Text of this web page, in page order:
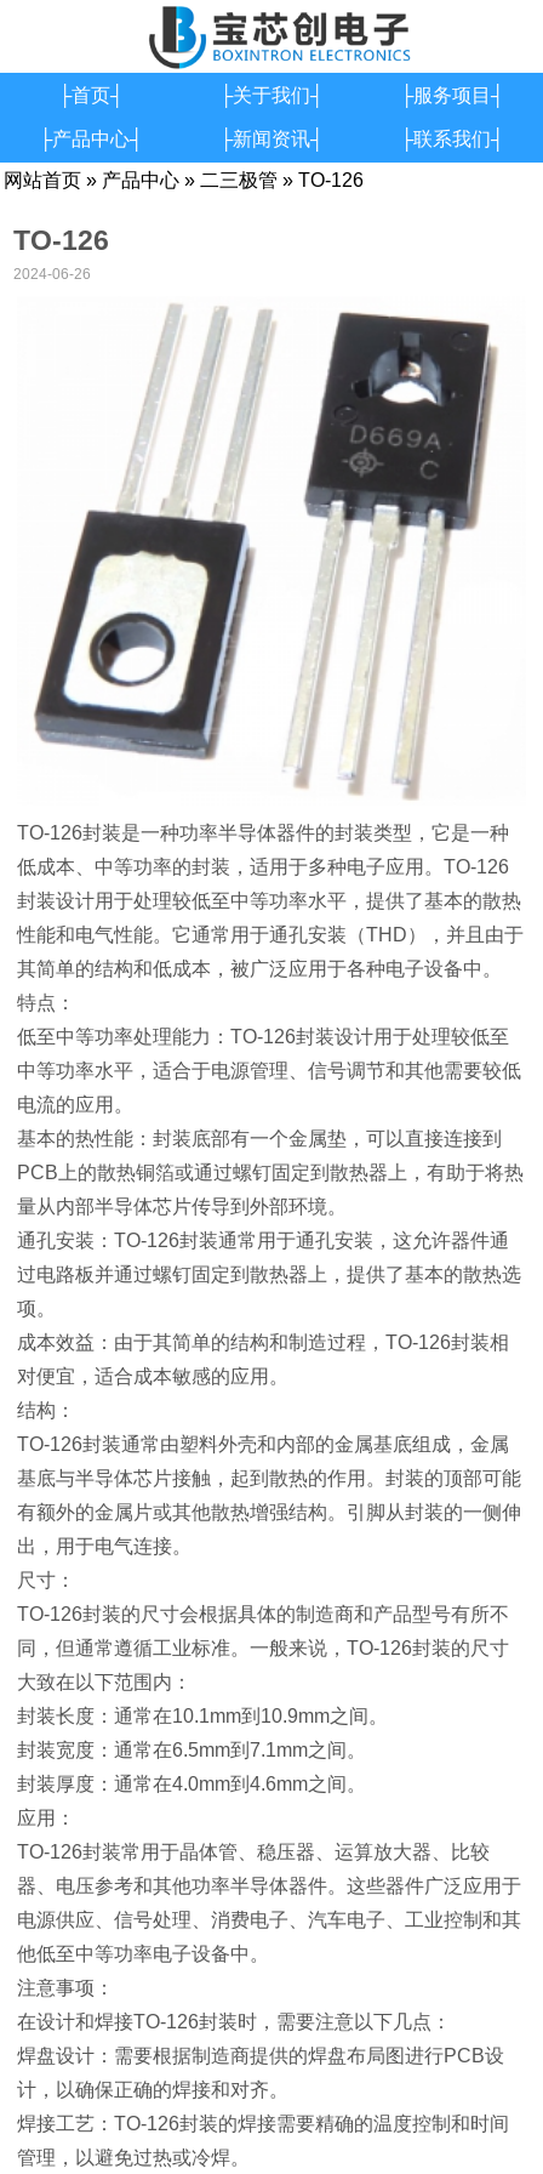
├首页┤ ├关于我们┤ ├服务项目┤
├产品中心┤ ├新闻资讯┤
├联系我们┤
网站首页 » 产品中心 » 二三极管 » TO-126
TO-126
2024-06-26
TO-126封装是一种功率半导体器件的封装类型，它是一种
低成本、中等功率的封装，适用于多种电子应用。TO-126
封装设计用于处理较低至中等功率水平，提供了基本的散热
性能和电气性能。它通常用于通孔安装（THD），并且由于
其简单的结构和低成本，被广泛应用于各种电子设备中。
特点：
低至中等功率处理能力：TO-126封装设计用于处理较低至
中等功率水平，适合于电源管理、信号调节和其他需要较低
电流的应用。
基本的热性能：封装底部有一个金属垫，可以直接连接到
PCB上的散热铜箔或通过螺钉固定到散热器上，有助于将热
量从内部半导体芯片传导到外部环境。
通孔安装：TO-126封装通常用于通孔安装，这允许器件通
过电路板并通过螺钉固定到散热器上，提供了基本的散热选
项。
成本效益：由于其简单的结构和制造过程，TO-126封装相
对便宜，适合成本敏感的应用。
结构：
TO-126封装通常由塑料外壳和内部的金属基底组成，金属
基底与半导体芯片接触，起到散热的作用。封装的顶部可能
有额外的金属片或其他散热增强结构。引脚从封装的一侧伸
出，用于电气连接。
尺寸：
TO-126封装的尺寸会根据具体的制造商和产品型号有所不
同，但通常遵循工业标准。一般来说，TO-126封装的尺寸
大致在以下范围内：
封装长度：通常在10.1mm到10.9mm之间。
封装宽度：通常在6.5mm到7.1mm之间。
封装厚度：通常在4.0mm到4.6mm之间。
应用：
TO-126封装常用于晶体管、稳压器、运算放大器、比较
器、电压参考和其他功率半导体器件。这些器件广泛应用于
电源供应、信号处理、消费电子、汽车电子、工业控制和其
他低至中等功率电子设备中。
注意事项：
在设计和焊接TO-126封装时，需要注意以下几点：
焊盘设计：需要根据制造商提供的焊盘布局图进行PCB设
计，以确保正确的焊接和对齐。
焊接工艺：TO-126封装的焊接需要精确的温度控制和时间
管理，以避免过热或冷焊。